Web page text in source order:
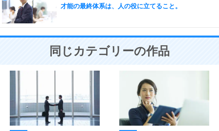
才能の最終体系は、人の役に立てること。
同じカテゴリーの作品